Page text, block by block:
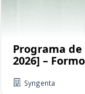
Programa
2026] –
Syngenta